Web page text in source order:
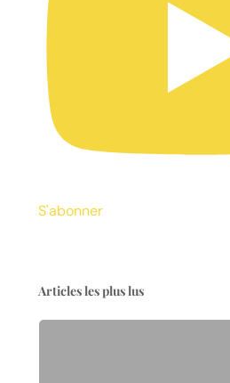
S'abonner
Articles les plus lus